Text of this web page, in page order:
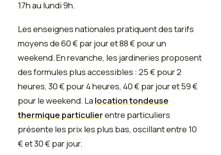
17h au lundi 9h.
Les enseignes nationales pratiquent des tarifs
moyens de 60 € par jour et 88 € pour un
weekend. En revanche, les jardineries proposent
des formules plus accessibles : 25 € pour 2
heures, 30 € pour 4 heures, 40 € par jour et 59 €
pour le weekend. La location tondeuse
thermique particulierentre particuliers
présente les prix les plus bas, oscillant entre 10
€ et 30 € par jour.